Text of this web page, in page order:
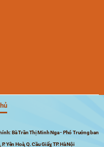
Bà Trần Thị Minh Nga - Phó Trưởng ban
Yên Hoà, Q. Cầu Giấy, TP. Hà Nội